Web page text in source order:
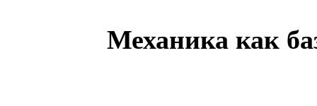
Механика как